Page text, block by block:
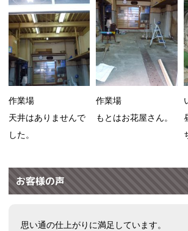
作業場
天井はありませんで
した。
作業場
もとはお花屋さん。
お客様の声
思い通の仕上がりに満足しています。